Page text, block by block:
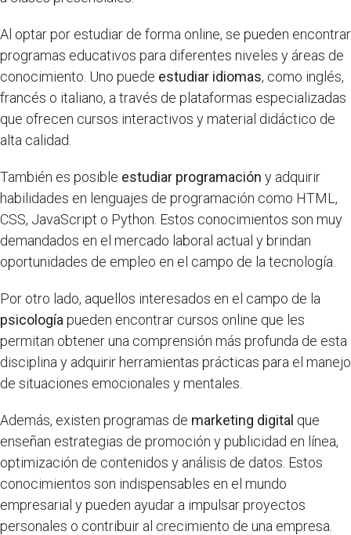
Al optar por estudiar de forma online, se pueden encontrar
programas educativos para diferentes niveles y áreas de
conocimiento. Uno puede estudiar idiomas, como inglés,
francés o italiano, a través de plataformas especializadas
que ofrecen cursos interactivos y material didáctico de
alta calidad.
También es posible estudiar programación y adquirir
habilidades en lenguajes de programación como HTML,
CSS, JavaScript o Python. Estos conocimientos son muy
demandados en el mercado laboral actual y brindan
oportunidades de empleo en el campo de la tecnología.
Por otro lado, aquellos interesados en el campo de la
psicología pueden encontrar cursos online que les
permitan obtener una comprensión más profunda de esta
disciplina y adquirir herramientas prácticas para el manejo
de situaciones emocionales y mentales.
Además, existen programas de marketing digital que
enseñan estrategias de promoción y publicidad en línea,
optimización de contenidos y análisis de datos. Estos
conocimientos son indispensables en el mundo
empresarial y pueden ayudar a impulsar proyectos
personales o contribuir al crecimiento de una empresa.